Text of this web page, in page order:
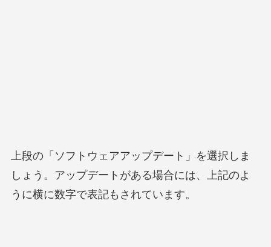
上段の「ソフトウェアアップデート」を選択しま
しょう。アップデートがある場合には、上記のよ
うに横に数字で表記もされています。